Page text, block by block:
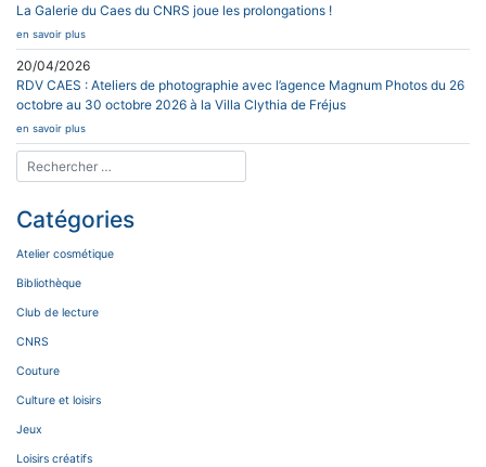
La Galerie du Caes du CNRS joue les prolongations !
en savoir plus
20/04/2026
RDV CAES : Ateliers de photographie avec l’agence Magnum Photos du 26
octobre au 30 octobre 2026 à la Villa Clythia de Fréjus
en savoir plus
Catégories
Atelier cosmétique
Bibliothèque
Club de lecture
CNRS
Couture
Culture et loisirs
Jeux
Loisirs créatifs